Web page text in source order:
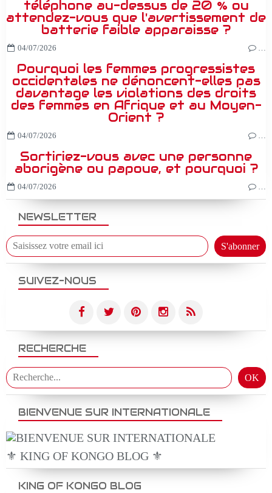
NEWSLETTER
SUIVEZ-NOUS
RECHERCHE
BIENVENUE SUR INTERNATIONALE
⚜️ KING OF KONGO BLOG ⚜️
téléphone au-dessus de 20 % ou
attendez-vous que l'avertissement de
batterie faible apparaisse ?
04/07/2026
Pourquoi les femmes progressistes
occidentales ne dénoncent-elles pas
davantage les violations des droits
des femmes en Afrique et au Moyen-
Orient ?
04/07/2026
Sortiriez-vous avec une personne
aborigène ou papoue, et pourquoi ?
04/07/2026
KING OF KONGO BLOG